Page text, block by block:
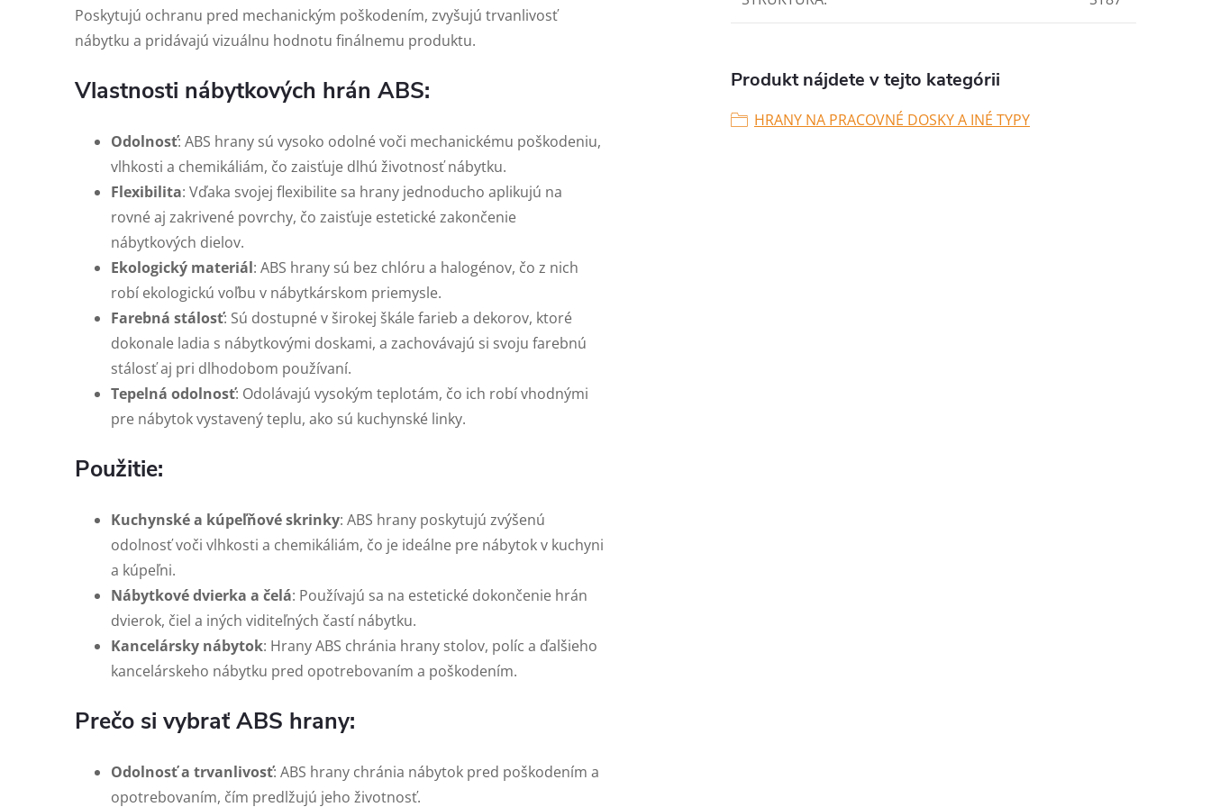
Poskytujú ochranu pred mechanickým poškodením, zvyšujú trvanlivosť
nábytku a pridávajú vizuálnu hodnotu finálnemu produktu.
Vlastnosti nábytkových hrán ABS:
Odolnosť: ABS hrany sú vysoko odolné voči mechanickému poškodeniu,
vlhkosti a chemikáliám, čo zaisťuje dlhú životnosť nábytku.
Flexibilita: Vďaka svojej flexibilite sa hrany jednoducho aplikujú na
rovné aj zakrivené povrchy, čo zaisťuje estetické zakončenie
nábytkových dielov.
Ekologický materiál: ABS hrany sú bez chlóru a halogénov, čo z nich
robí ekologickú voľbu v nábytkárskom priemysle.
Farebná stálosť: Sú dostupné v širokej škále farieb a dekorov, ktoré
dokonale ladia s nábytkovými doskami, a zachovávajú si svoju farebnú
stálosť aj pri dlhodobom používaní.
Tepelná odolnosť: Odolávajú vysokým teplotám, čo ich robí vhodnými
pre nábytok vystavený teplu, ako sú kuchynské linky.
Použitie:
Kuchynské a kúpeľňové skrinky: ABS hrany poskytujú zvýšenú
odolnosť voči vlhkosti a chemikáliám, čo je ideálne pre nábytok v kuchyni
a kúpeľni.
Nábytkové dvierka a čelá: Používajú sa na estetické dokončenie hrán
dvierok, čiel a iných viditeľných častí nábytku.
Kancelársky nábytok: Hrany ABS chránia hrany stolov, políc a ďalšieho
kancelárskeho nábytku pred opotrebovaním a poškodením.
Prečo si vybrať ABS hrany:
Odolnosť a trvanlivosť: ABS hrany chránia nábytok pred poškodením a
opotrebovaním, čím predlžujú jeho životnosť.
Produkt nájdete v tejto kategórii
HRANY NA PRACOVNÉ DOSKY A INÉ TYPY